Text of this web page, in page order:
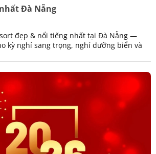
Đà Nẵng
đẹp & nổi tiếng nhất tại Đà Nẵng —
kỳ nghỉ sang trọng, nghỉ dưỡng biển và